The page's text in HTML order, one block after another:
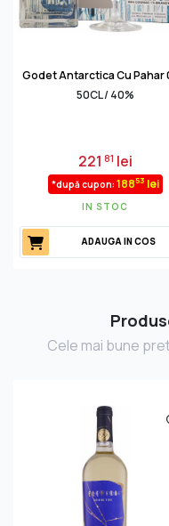
Godet Antarctica Cu Pahar
50CL / 40%
22181 lei
*după cupon: 18853 lei
IN STOC
ADAUGA IN COS
Cele mai bune